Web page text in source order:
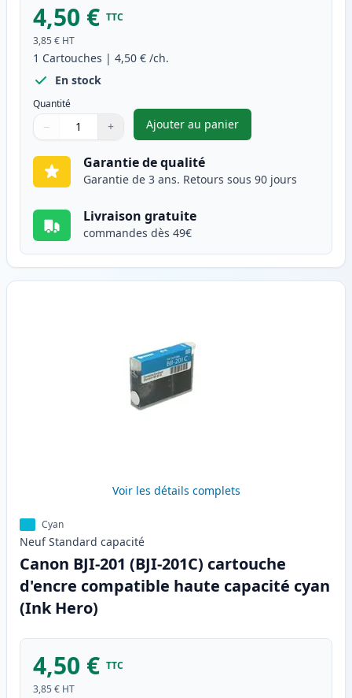
4,50 € TTC
3,85 € HT
1 Cartouches | 4,50 € /ch.
En stock
Quantité
Quantité
Utilisez les boutons pour ajuster
− +
Quantité
Ajouter au panier
,Canon BJI-201 (BJI-201BK)
Garantie de qualité
Garantie de 3 ans. Retours sous 90 jours
Livraison gratuite
commandes dès 49€
Voir les détails complets
Cyan
Neuf Standard capacité
Canon BJI-201 (BJI-201C) cartouche
d'encre compatible haute capacité cyan
(Ink Hero)
4,50 € TTC
3,85 € HT